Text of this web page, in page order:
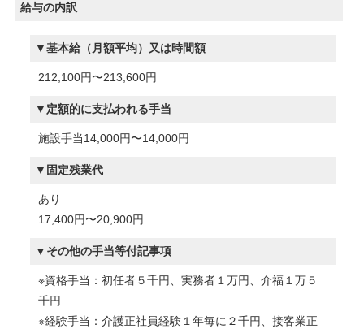
給与の内訳
基本給（月額平均）又は時間額
212,100円〜213,600円
定額的に支払われる手当
施設手当14,000円〜14,000円
固定残業代
あり
17,400円〜20,900円
その他の手当等付記事項
※資格手当：初任者５千円、実務者１万円、介福１万５
千円
※経験手当：介護正社員経験１年毎に２千円、接客業正